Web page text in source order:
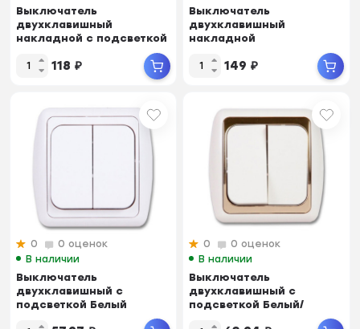
Выключатель
двухклавишный
накладной с подсветкой
118 ₽
Выключатель
двухклавишный
накладной
4202 149 ₽
0
0 оценок
В наличии
Выключатель
двухклавишный с
подсветкой Белый
0
0 оценок
В наличии
Выключатель
двухклавишный с
подсветкой Белый/